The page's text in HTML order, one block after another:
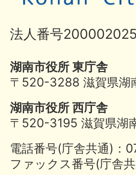
法人番号
湖南市役所 東庁舎
〒520-3288 滋賀県湖
湖南市役所 西庁舎
〒520-3195 滋賀県湖
電話番号(庁舎共通)
ファックス番号(庁舎